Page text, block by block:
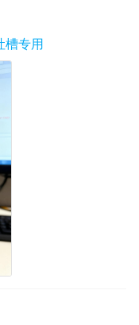
槽专用